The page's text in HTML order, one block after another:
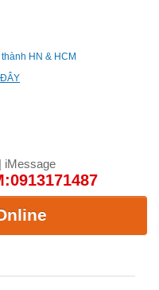
HN & HCM
iMessage